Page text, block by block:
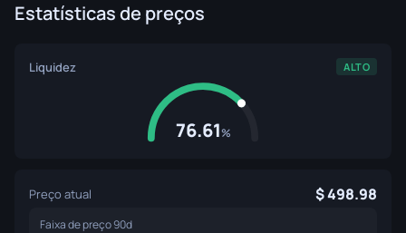
Estatísticas de preços
Liquidez ALTO
76.61%
Preço atual 498.98
Faixa de preço 90d